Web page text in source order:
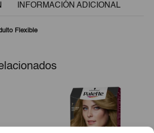
INFORMACIÓN ADICIONAL
Flexible